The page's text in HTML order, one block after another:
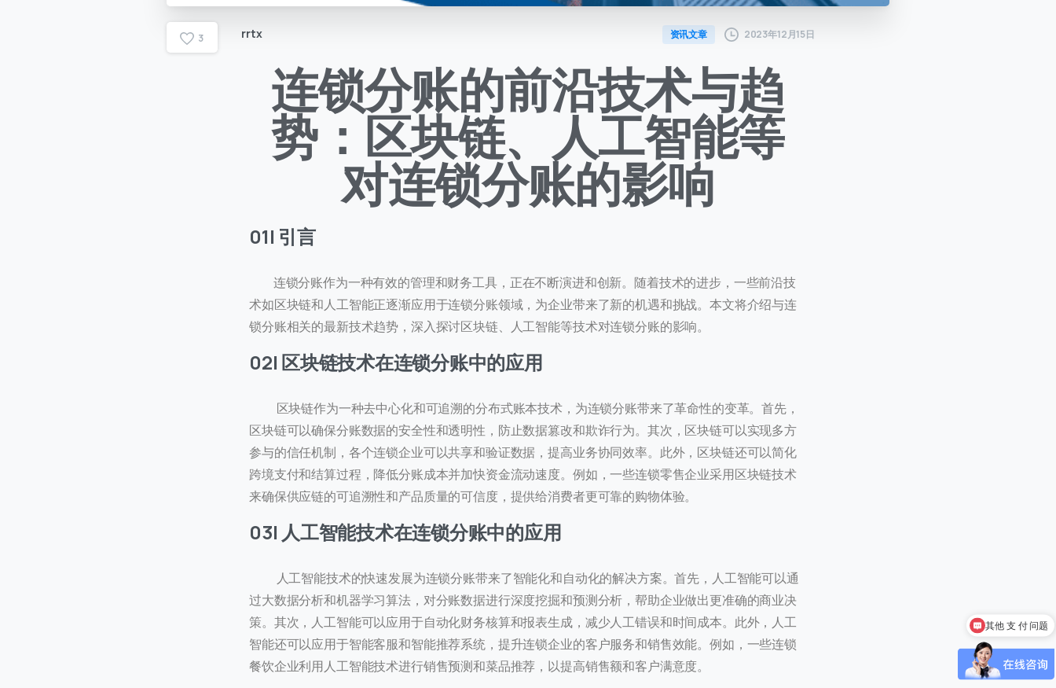
3 rrtx 资讯文章 2023年12月15日
连锁分账的前沿技术与趋
势：区块链、人工智能等
对连锁分账的影响
01| 引言
连锁分账作为一种有效的管理和财务工具，正在不断演进和创新。随着技术的进步，一些前沿技
术如区块链和人工智能正逐渐应用于连锁分账领域，为企业带来了新的机遇和挑战。本文将介绍与连
锁分账相关的最新技术趋势，深入探讨区块链、人工智能等技术对连锁分账的影响。
02| 区块链技术在连锁分账中的应用
区块链作为一种去中心化和可追溯的分布式账本技术，为连锁分账带来了革命性的变革。首先，
区块链可以确保分账数据的安全性和透明性，防止数据篡改和欺诈行为。其次，区块链可以实现多方
参与的信任机制，各个连锁企业可以共享和验证数据，提高业务协同效率。此外，区块链还可以简化
跨境支付和结算过程，降低分账成本并加快资金流动速度。例如，一些连锁零售企业采用区块链技术
来确保供应链的可追溯性和产品质量的可信度，提供给消费者更可靠的购物体验。
03| 人工智能技术在连锁分账中的应用
人工智能技术的快速发展为连锁分账带来了智能化和自动化的解决方案。首先，人工智能可以通
过大数据分析和机器学习算法，对分账数据进行深度挖掘和预测分析，帮助企业做出更准确的商业决
策。其次，人工智能可以应用于自动化财务核算和报表生成，减少人工错误和时间成本。此外，人工
智能还可以应用于智能客服和智能推荐系统，提升连锁企业的客户服务和销售效能。例如，一些连锁
餐饮企业利用人工智能技术进行销售预测和菜品推荐，以提高销售额和客户满意度。
联系我们
我们的团队会尽快回复。
+86
0 / 20
搭建 支 付 系统